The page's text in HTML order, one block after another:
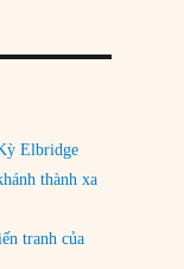
Elbridge
thành xa
tranh của